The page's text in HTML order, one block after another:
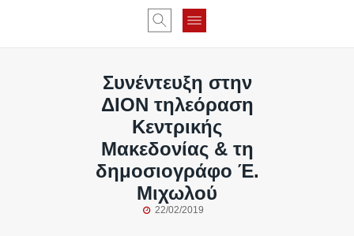
Συνέντευξη στην
ΔΙΟΝ τηλεόραση
Κεντρικής
Μακεδονίας & τη
δημοσιογράφο Έ.
Μιχωλού
22/02/2019